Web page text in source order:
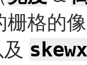
栅格的
skewx